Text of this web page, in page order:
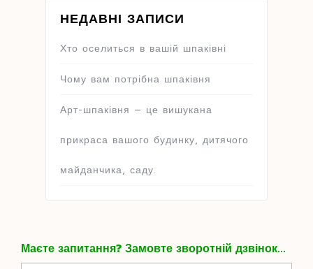
НЕДАВНІ ЗАПИСИ
Хто оселиться в вашій шпаківні
Чому вам потрібна шпаківня
Арт-шпаківня – це вишукана
прикраса вашого будинку, дитячого
майданчика, саду.
Маєте запитання? Замовте зворотній дзвінок...